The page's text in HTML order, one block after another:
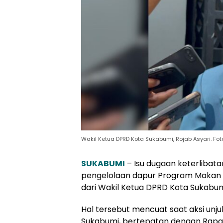
Wakil Ketua DPRD Kota Sukabumi, Rojab Asyari.
SUKABUMI – Isu dugaan
pengelolaan dapur Program
dari Wakil Ketua DPRD Kota
Hal tersebut mencuat saat aksi